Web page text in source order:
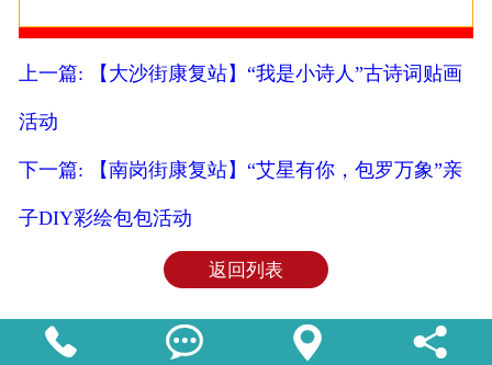
上一篇: 【大沙街康复站】“我是小诗人”古诗词贴画
活动
下一篇: 【南岗街康复站】“艾星有你，包罗万象”亲
子DIY彩绘包包活动
返回列表
   